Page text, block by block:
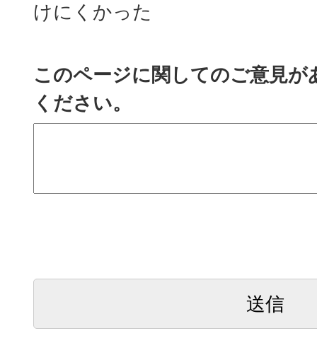
けにくかった
このページに関してのご意見
ください。